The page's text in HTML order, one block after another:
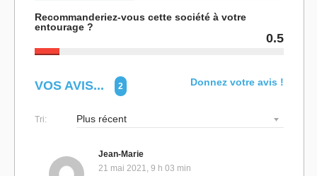
Recommanderiez-vous cette société à votre
entourage ?
0.5
VOS AVIS... 2 Donnez votre avis !
Tri:
Jean-Marie
21 mai 2021, 9 h 03 min